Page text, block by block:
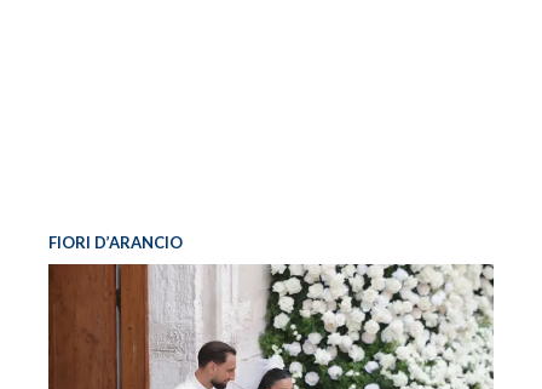
FIORI D’ARANCIO